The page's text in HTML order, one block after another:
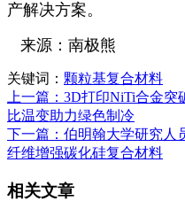
产解决方案。
来源：南极熊
关键词： 颗粒基复合材料
上一篇：3D打印NiTi合金
比温变助力绿色制冷
下一篇：伯明翰大学研究人
纤维增强碳化硅复合材料
相关文章